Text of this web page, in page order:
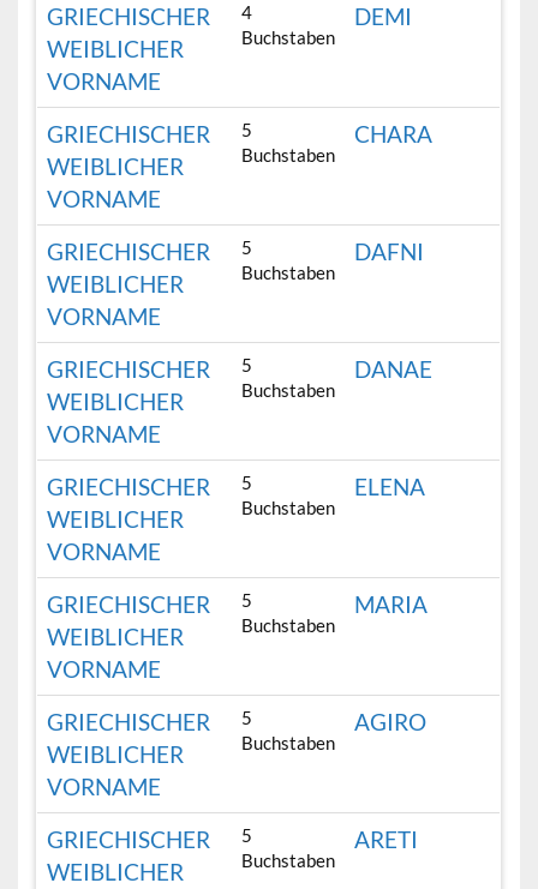
GRIECHISCHER
WEIBLICHER
VORNAME
4
Buchstaben
DEMI
GRIECHISCHER
WEIBLICHER
VORNAME
5
Buchstaben
CHARA
GRIECHISCHER
WEIBLICHER
VORNAME
5
Buchstaben
DAFNI
GRIECHISCHER
WEIBLICHER
VORNAME
5
Buchstaben
DANAE
GRIECHISCHER
WEIBLICHER
VORNAME
5
Buchstaben
ELENA
GRIECHISCHER
WEIBLICHER
VORNAME
5
Buchstaben
MARIA
GRIECHISCHER
WEIBLICHER
VORNAME
5
Buchstaben
AGIRO
GRIECHISCHER
WEIBLICHER
5
Buchstaben
ARETI